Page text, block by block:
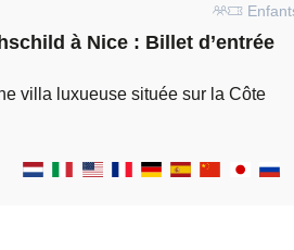
à Nice : Billet d’entrée
villa luxueuse située sur la Côte